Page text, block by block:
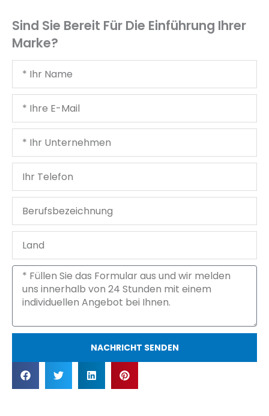
Sind Sie Bereit Für Die Einführung Ihrer
Marke?
Deine
Mail
Berufsbezeichnung
Nachricht
NACHRICHT SENDEN